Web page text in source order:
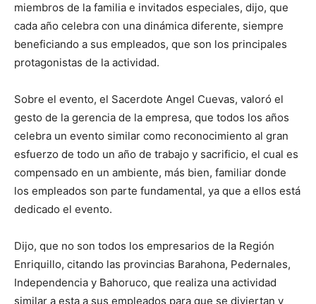
miembros de la familia e invitados especiales, dijo, que
cada año celebra con una dinámica diferente, siempre
beneficiando a sus empleados, que son los principales
protagonistas de la actividad.
Sobre el evento, el Sacerdote Angel Cuevas, valoró el
gesto de la gerencia de la empresa, que todos los años
celebra un evento similar como reconocimiento al gran
esfuerzo de todo un año de trabajo y sacrificio, el cual es
compensado en un ambiente, más bien, familiar donde
los empleados son parte fundamental, ya que a ellos está
dedicado el evento.
Dijo, que no son todos los empresarios de la Región
Enriquillo, citando las provincias Barahona, Pedernales,
Independencia y Bahoruco, que realiza una actividad
similar a esta a sus empleados para que se diviertan y